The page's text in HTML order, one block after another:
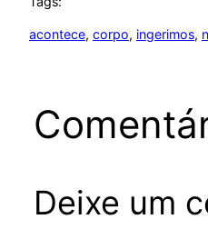
acontece, corpo, ingerimos,
Deixe um